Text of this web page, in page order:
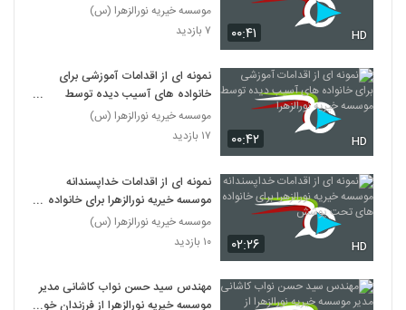
۰۰:۴۱ HD
موسسه خیریه نورالزهرا (س)
۷ بازدید
۰۰:۴۲ HD
نمونه ای از اقدامات آموزشی برای
خانواده های آسیب دیده توسط
موسسه خیریه نورالزهرا
موسسه خیریه نورالزهرا (س)
۱۷ بازدید
۰۲:۲۶ HD
نمونه ای از اقدامات خداپسندانه
موسسه خیریه نورالزهرا برای خانواده
های تحت پوشش
موسسه خیریه نورالزهرا (س)
۱۰ بازدید
مهندس سید حسن نواب کاشانی مدیر
موسسه خیریه نورالزهرا از فرزندان خود